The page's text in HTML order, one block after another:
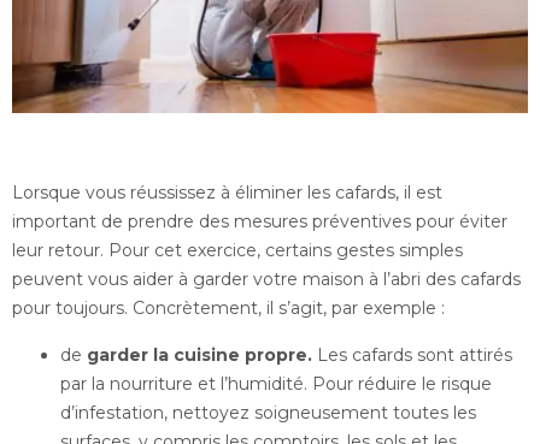
Lorsque vous réussissez à éliminer les cafards, il est
important de prendre des mesures préventives pour éviter
leur retour. Pour cet exercice, certains gestes simples
peuvent vous aider à garder votre maison à l’abri des cafards
pour toujours. Concrètement, il s’agit, par exemple :
de garder la cuisine propre. Les cafards sont attirés
par la nourriture et l’humidité. Pour réduire le risque
d’infestation, nettoyez soigneusement toutes les